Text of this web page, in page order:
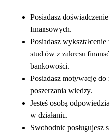
Posiadasz
finansowych.
Posiadasz
studiów z zakresu
bankowości.
Posiadasz motywację
poszerzania wiedzy.
Jesteś osobą
w działaniu.
Swobodnie